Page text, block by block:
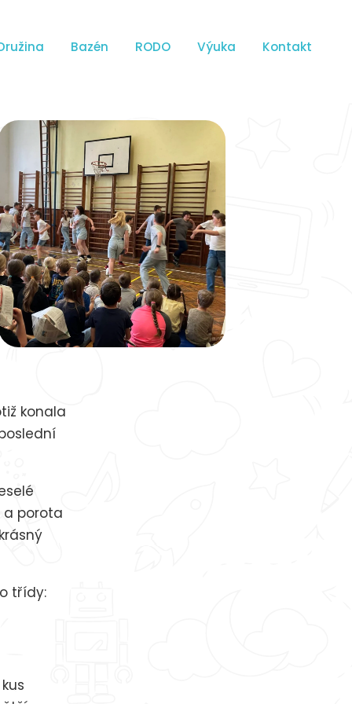
Bazén RODO Výuka Kontakt
konala
a porota
třídy: